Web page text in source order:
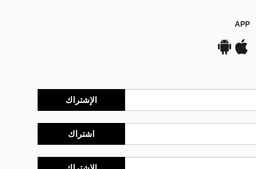
APP
الإشتراك
اشتراك